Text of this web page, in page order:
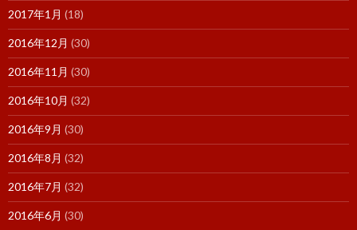
2017年1月 (18)
2016年12月 (30)
2016年11月 (30)
2016年10月 (32)
2016年9月 (30)
2016年8月 (32)
2016年7月 (32)
2016年6月 (30)